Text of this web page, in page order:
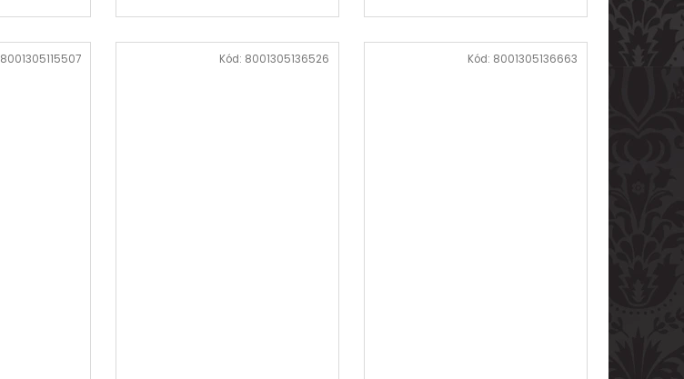
8001305115507 Kód: 8001305136526 Kód: 8001305136663